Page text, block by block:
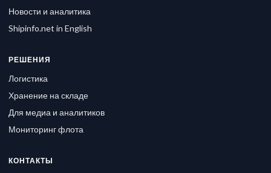
Новости и аналитика
Shipinfo.net in English
РЕШЕНИЯ
Логистика
Хранение на складе
Для медиа и аналитиков
Мониторинг флота
КОНТАКТЫ